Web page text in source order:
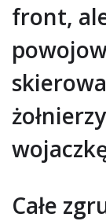
front,
Całe